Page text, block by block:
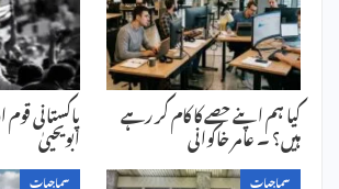
کیا ہم اپنے حصے کا کام کر رہے
ہیں؟ ۔ عامر خاکوانی
پاکستانی
ابویحییٰ
سماجیات سماجیات